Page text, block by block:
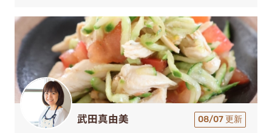
武田真由美 08/07 更新